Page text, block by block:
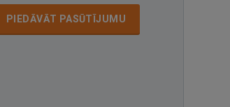
PIEDĀVĀT PASŪTĪJUMU